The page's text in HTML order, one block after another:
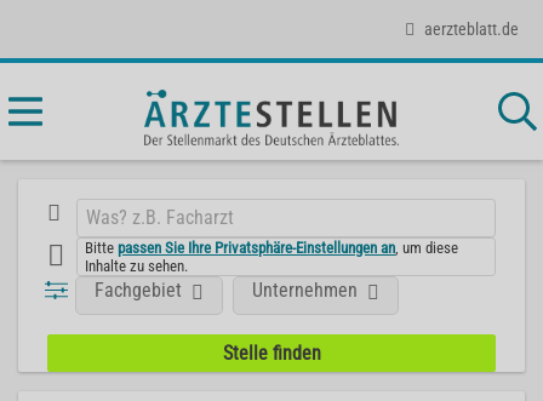
aerzteblatt.de
Bittepassen Sie Ihre Privatsphäre-Einstellungen an , um diese
Inhalte zu sehen.
Fachgebiet Unternehmen